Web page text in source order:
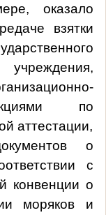
оказало
взятки
по
аттестации,
о
с
конвенции о
моряков и